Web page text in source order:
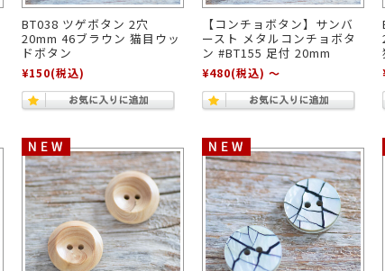
BT038 ツゲボタン 2穴
20mm 46ブラウン 猫目ウッ
ドボタン
¥150(税込)
【コンチョボタン】サンバ
ースト メタルコンチョボタ
ン #BT155 足付 20mm
¥480(税込) ～